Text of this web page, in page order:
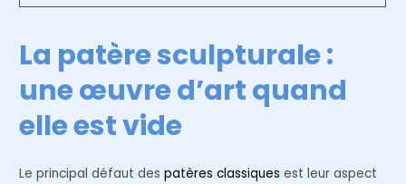
La patère sculpturale :
une œuvre d’art quand
elle est vide
Le principal défaut despatères classiques est leur aspect